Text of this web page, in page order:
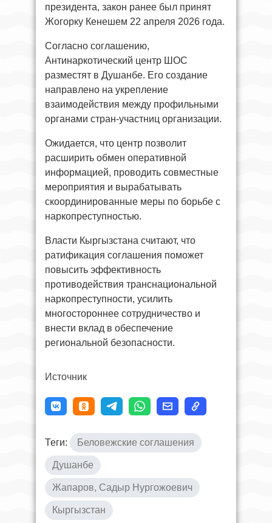
президента, закон ранее был принят
Жогорку Кенешем 22 апреля 2026 года.
Согласно соглашению,
Антинаркотический центр ШОС
разместят в Душанбе. Его создание
направлено на укрепление
взаимодействия между профильными
органами стран-участниц организации.
Ожидается, что центр позволит
расширить обмен оперативной
информацией, проводить совместные
мероприятия и вырабатывать
скоординированные меры по борьбе с
наркопреступностью.
Власти Кыргызстана считают, что
ратификация соглашения поможет
повысить эффективность
противодействия транснациональной
наркопреступности, усилить
многостороннее сотрудничество и
внести вклад в обеспечение
региональной безопасности.
Источник
Теги: Беловежские соглашения
Душанбе
Жапаров, Садыр Нургожоевич
Кыргызстан